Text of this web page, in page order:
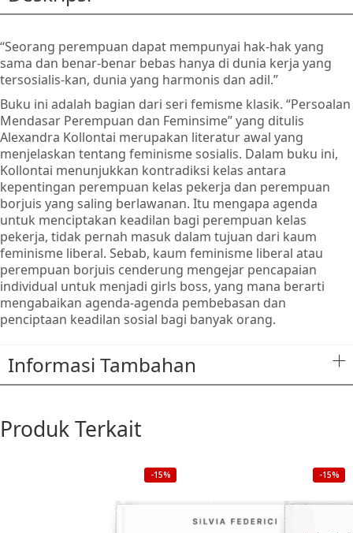
dan
“Seorang perempuan dapat mempunyai hak-hak yang
sama dan benar-benar bebas hanya di dunia kerja yang
tersosialis-kan, dunia yang harmonis dan adil.”
Buku ini adalah bagian dari seri femisme klasik. “Persoalan
Mendasar Perempuan dan Feminsime” yang ditulis
Alexandra Kollontai merupakan literatur awal yang
menjelaskan tentang feminisme sosialis. Dalam buku ini,
Kollontai menunjukkan kontradiksi kelas antara
kepentingan perempuan kelas pekerja dan perempuan
borjuis yang saling berlawanan. Itu mengapa agenda
untuk menciptakan keadilan bagi perempuan kelas
pekerja, tidak pernah masuk dalam tujuan dari kaum
feminisme liberal. Sebab, kaum feminisme liberal atau
perempuan borjuis cenderung mengejar pencapaian
individual untuk menjadi girls boss, yang mana berarti
mengabaikan agenda-agenda pembebasan dan
penciptaan keadilan sosial bagi banyak orang.
Informasi Tambahan
Produk Terkait
-15% -15%